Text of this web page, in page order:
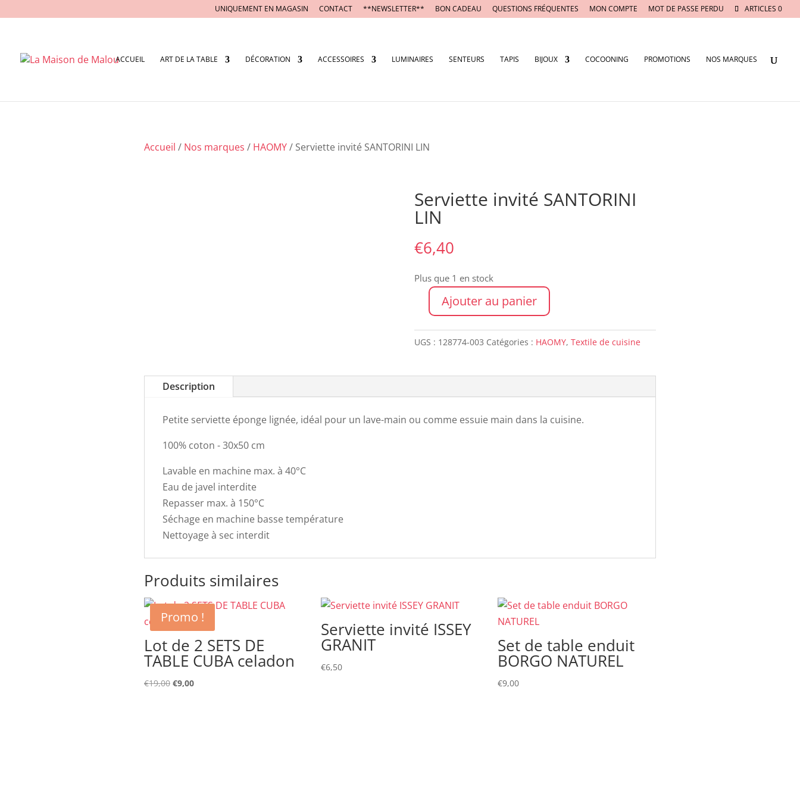
UNIQUEMENT EN MAGASIN CONTACT **NEWSLETTER** BON CADEAU QUESTIONS FRÉQUENTES MON COMPTE MOT DE PASSE PERDU ARTICLES 0
ACCUEIL ART DE LA TABLE DÉCORATION ACCESSOIRES LUMINAIRES SENTEURS TAPIS BIJOUX COCOONING PROMOTIONS NOS MARQUES
Accueil / Nos marques / HAOMY/ Serviette invité SANTORINI LIN
Serviette invité SANTORINI
LIN
€6,40
Plus que 1 en stock
quantité
Serviette
SANTORINI
Ajouter au panier
UGS : 128774-003 Catégories : HAOMY, Textile de cuisine
Description
Petite serviette éponge lignée, idéal pour un lave-main ou comme essuie main dans la cuisine.
100% coton - 30x50 cm
Lavable en machine max. à 40°C
Eau de javel interdite
Repasser max. à 150°C
Séchage en machine basse température
Nettoyage à sec interdit
Produits similaires
Promo !
Lot de 2 SETS DE
TABLE CUBA celadon
€19,00 Le
€9,00Le
Serviette invité ISSEY
GRANIT
€6,50
Set de table enduit
BORGO NATUREL
€9,00